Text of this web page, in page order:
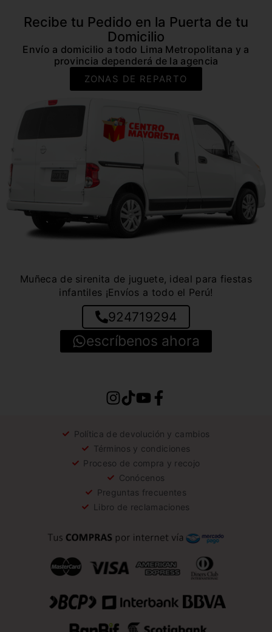
Recibe tu Pedido en la Puerta de tu
Domicilio
Envío a domicilio a todo Lima Metropolitana y a
provincia dependerá de la agencia
ZONAS DE REPARTO
Muñeca de sirenita de juguete, ideal para fiestas
infantiles ¡Envíos a todo el Perú!
924719294
escríbenos ahora
Política de devolución y cambios
Términos y condiciones
Proceso de compra y recojo
Conócenos
Preguntas frecuentes
Libro de reclamaciones